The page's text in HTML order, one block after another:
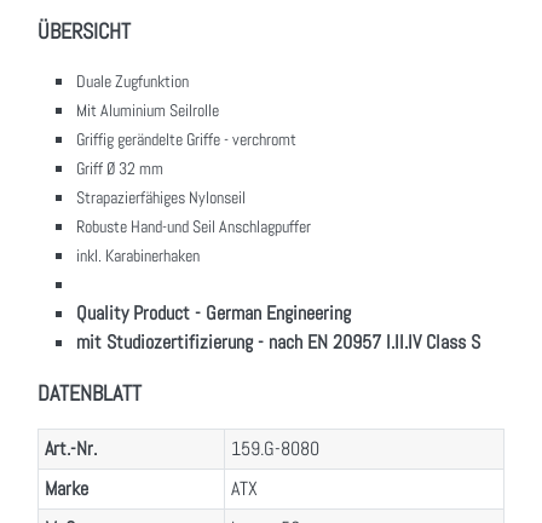
ÜBERSICHT
Duale Zugfunktion
Mit Aluminium Seilrolle
Griffig gerändelte Griffe - verchromt
Griff Ø 32 mm
Strapazierfähiges Nylonseil
Robuste Hand-und Seil Anschlagpuffer
inkl. Karabinerhaken
Quality Product - German Engineering
mit Studiozertifizierung - nach EN 20957 I.II.IV Class S
DATENBLATT
Art.-Nr.
159.G-8080
Marke
ATX